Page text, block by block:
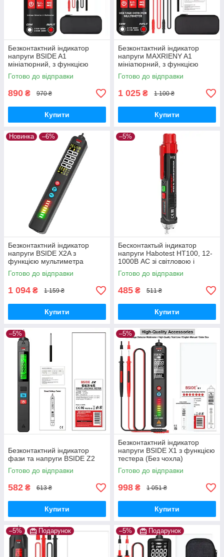
Безконтактний індикатор
напруги BSIDE A1
мініатюрний, з функцією
мультиметра, тестера (з
кейсом)
Готово до відправки
890 ₴ 970 ₴
Купити
Безконтактний індикатор
напруги MAXRIENY A1
мініатюрний, з функцією
мультиметра, тестера (з
кейсом)
Готово до відправки
1 025 ₴ 1 100 ₴
Купити
Новинка –6%
Безконтактний індикатор
напруги BSIDE X2A з
функцією мультиметра
Готово до відправки
1 094 ₴ 1 159 ₴
Купити
–5%
Бесконтактый індикатор
напруги Habotest HT100, 12-
1000В AC зі світловою і
звуковою індикацією
Готово до відправки
485 ₴ 511 ₴
Купити
–5%
Безконтактний індикатор
фази та напруги BSIDE Z2
Готово до відправки
582 ₴ 613 ₴
Купити
–5%
Безконтактний індикатор
напруги BSIDE X1 з функцією
тестера (Без чохла)
Готово до відправки
998 ₴ 1 051 ₴
Купити
–5% Подарунок –5% Подарунок